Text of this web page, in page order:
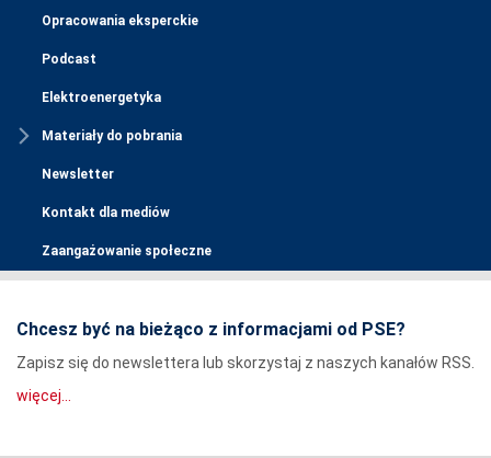
Opracowania eksperckie
Podcast
Elektroenergetyka
Materiały do pobrania
Newsletter
Kontakt dla mediów
Zaangażowanie społeczne
Chcesz być na bieżąco z informacjami od PSE?
Zapisz się do newslettera lub skorzystaj z naszych kanałów RSS.
więcej...